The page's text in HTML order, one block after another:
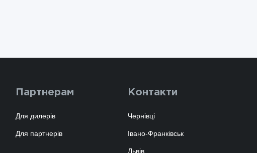
Партнерам
Для дилерів
Для партнерів
Контакти
Чернівці
Івано-Франківськ
Львів